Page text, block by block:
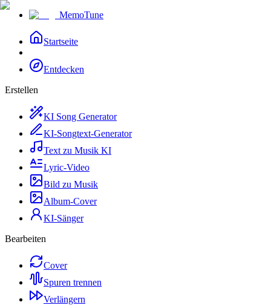
MemoTune
Startseite
Entdecken
Erstellen
KI Song Generator
KI-Songtext-Generator
Text zu Musik KI
Lyric-Video
Bild zu Musik
Album-Cover
KI-Sänger
Bearbeiten
Cover
Spuren trennen
Verlängern